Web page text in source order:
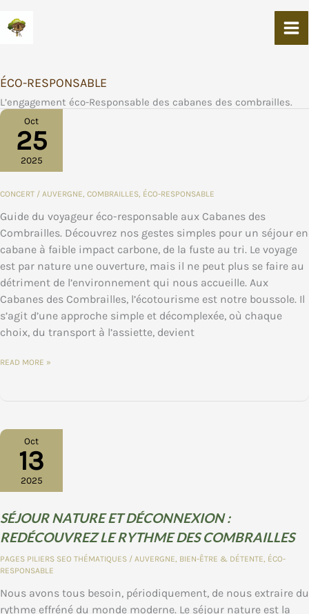
Au
ÉCO-RESPONSABLE
L’engagement éco-Responsable des cabanes des combrailles.
Oct
25
2025
CONCERT / AUVERGNE, COMBRAILLES, ÉCO-RESPONSABLE
Guide du voyageur éco-responsable aux Cabanes des
Combrailles. Découvrez nos gestes simples pour un séjour en
cabane à faible impact carbone, de la fuste au tri. Le voyage
est par nature une ouverture, mais il ne peut plus se faire au
détriment de l’environnement qui nous accueille. Aux
Cabanes des Combrailles, l’écotourisme est notre boussole. Il
s’agit d’une approche simple et décomplexée, où chaque
choix, du transport à l’assiette, devient
TOURISME
COMMENT
S’ÉMERVEILLER
EN
RESPECTANT
READ MORE »
Oct
13
2025
SÉJOUR NATURE ET DÉCONNEXION :
REDÉCOUVREZ LE RYTHME DES COMBRAILLES
PAGES PILIERS SEO THÉMATIQUES / AUVERGNE, BIEN-ÊTRE & DÉTENTE, ÉCO-
RESPONSABLE
Nous avons tous besoin, périodiquement, de nous extraire du
rythme effréné du monde moderne. Le séjour nature est la